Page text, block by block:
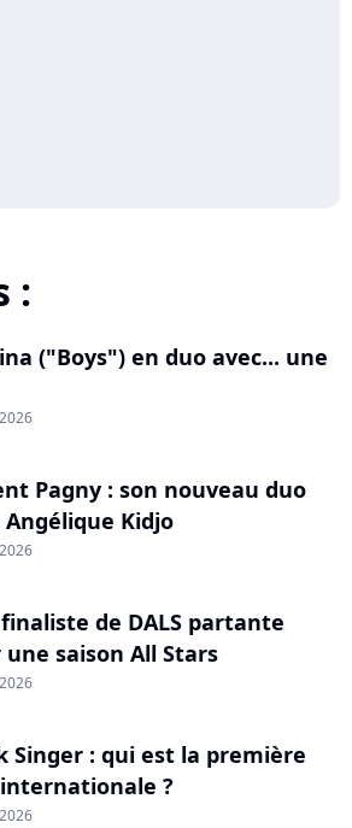
:
("Boys") en duo avec... une
Pagny : son nouveau duo
Angélique Kidjo
de DALS partante
une saison All Stars
Singer : qui est la première
?